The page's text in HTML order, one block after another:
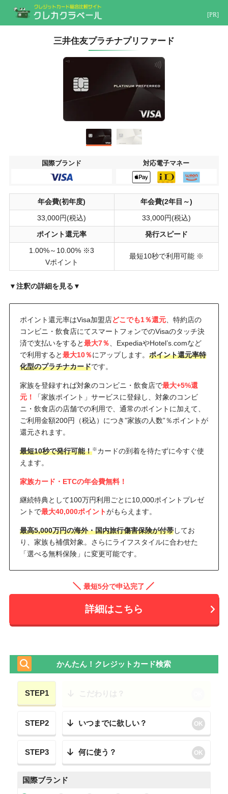
[PR]
三井住友プラチナプリファード
国際ブランド 対応電子マネー
年会費(初年度) 年会費(2年目～)
33,000円(税込) 33,000円(税込)
ポイント還元率 発行スピード
1.00%～10.00% ※3
Vポイント
最短10秒で利用可能 ※
▼注釈の詳細を見る▼
※即時発行とならない場合があります。
ポイント還元率はVisa加盟店どこでも1％還元、特約店の
コンビニ・飲食店にてスマートフォンでのVisaのタッチ決
済で支払いをすると 最大7％、ExpediaやHotel’s.comなど
で利用すると 最大10％にアップします。 ポイント還元率特
化型のプラチナカードです。
家族を登録すれば対象のコンビニ・飲食店で最大+5%還
元！
「家族ポイント」サービスに登録し、対象のコンビ
ニ・飲食店の店舗での利用で、通常のポイントに加えて、
ご利用金額200円（税込）につき”家族の人数”％ポイントが
還元されます。
最短10秒で発行可能！※カードの到着を待たずに今すぐ使
えます。
家族カード・ETCの年会費無料！
継続特典として100万円利用ごとに10,000ポイントプレゼ
ントで最大40,000ポイントがもらえます。
最高5,000万円の海外・国内旅行傷害保険が付帯してお
り、家族も補償対象。さらにライフスタイルに合わせた
「選べる無料保険」に変更可能です。
最短5分で申込完了
詳細はこちら
かんたん！クレジットカード検索
STEP1
STEP2 いつまでに欲しい？ OK
STEP3 何に使う？ OK
国際ブランド